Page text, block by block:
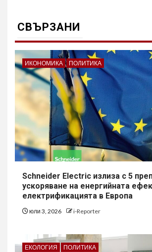
СВЪРЗАНИ
ИКОНОМИКА ПОЛИТИКА
Schneider Electric излиза с 5
ускоряване на енергийната
електрификацията в Европа
юли 3, 2026 i-Reporter
ЕКОЛОГИЯ ПОЛИТИКА